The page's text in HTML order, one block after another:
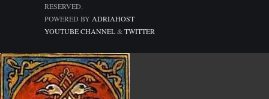
RESERVED.
POWERED BY ADRIAHOST
YOUTUBE CHANNEL& TWITTER